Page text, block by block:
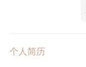
个人简历